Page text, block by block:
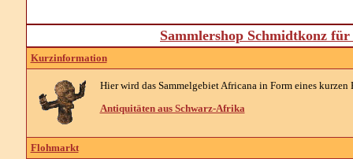
Sammlershop Schmidtkonz
Kurzinformation
Hier wird das Sammelgebiet Africana in Form eines
Antiquitäten aus Schwarz-Afrika
Flohmarkt